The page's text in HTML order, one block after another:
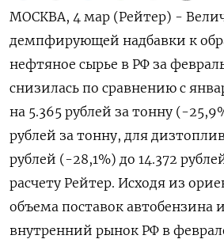
МОСКВА, 4 мар (Рейтер) -
демпфирующей надбавки к
нефтяное сырье в РФ за
снизилась по сравнению с
на 5.365 рублей за тонну (-
рублей за тонну, для
рублей (-28,1%) до 14.372
расчету Рейтер. Исходя из
объема поставок автобензина
внутренний рынок РФ в